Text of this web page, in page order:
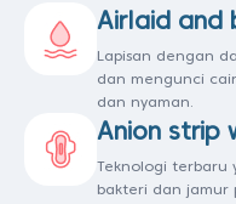
Airlaid and
Lapisan dengan
dan mengunci
dan nyaman.
Anion strip
Teknologi terbaru
bakteri dan jamur